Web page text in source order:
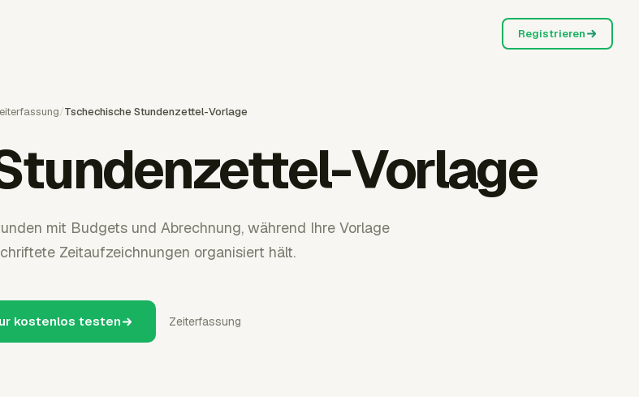
Registrieren
/Tschechische Stundenzettel-Vorlage
Vorlage
mit Budgets und Abrechnung, während Ihre Vorlage
Zeitaufzeichnungen organisiert hält.
kostenlos testen Zeiterfassung